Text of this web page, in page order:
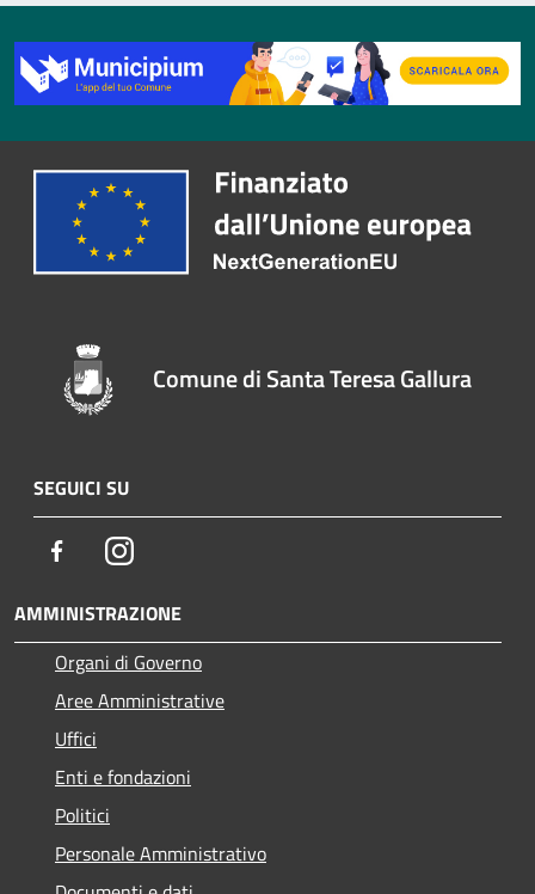
Comune di Santa Teresa Gallura
SEGUICI SU
FacebookInstagram
AMMINISTRAZIONE
Organi di Governo
Aree Amministrative
Uffici
Enti e fondazioni
Politici
Personale Amministrativo